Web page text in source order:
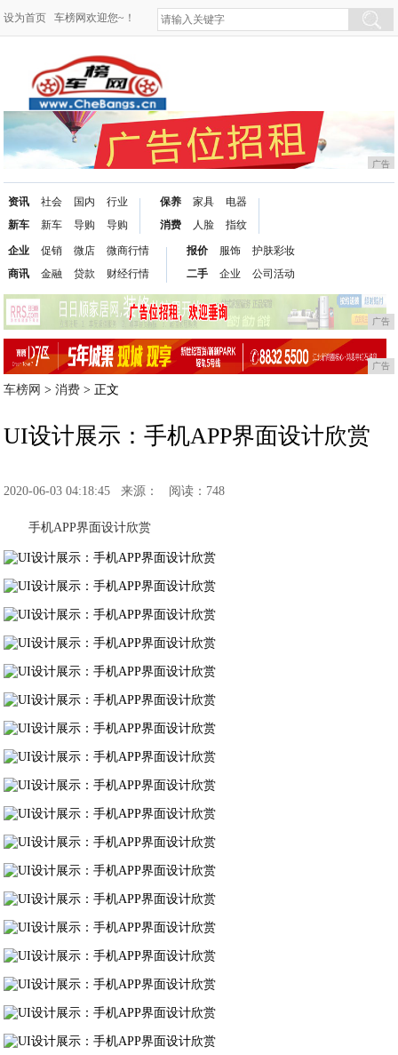
设为首页 车榜网欢迎您~！
广告
资讯
新车
社会
新车
国内
导购
行业
导购
保养
消费
家具
人脸
电器
指纹
企业
商讯
促销
金融
微店
贷款
微商行情
财经行情
报价
二手
服饰
企业
护肤彩妆
公司活动
广告
广告
车榜网 >消费 > 正文
UI设计展示：手机APP界面设计欣赏
2020-06-03 04:18:45 来源： 阅读：748
手机APP界面设计欣赏